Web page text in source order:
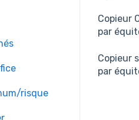
Copieur
par
Copieur
par
risque